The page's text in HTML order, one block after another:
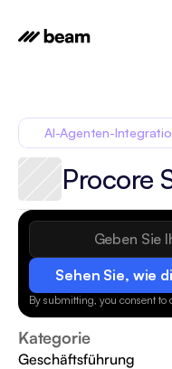
Sehen Sie, wie
By submitting, you consent to
Kategorie
Geschäftsführung
AI-Agenten-
Procore